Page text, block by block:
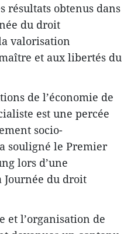
résultats obtenus dans
du droit
valorisation
et aux libertés du
de l’économie de
est une percée
socio-
souligné le Premier
lors d’une
Journée du droit
et l’organisation de